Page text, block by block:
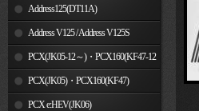
Address125(DT11A)
Address V125 / Address V125S
PCX(JK05-12～)・PCX160(KF47-12
～) PCX(JK05)・PCX160(KF47)
PCX e:HEV(JK06)